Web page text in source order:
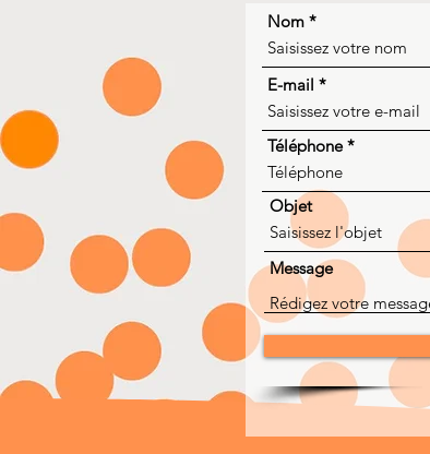
Nom
E-mail
Téléphone
Objet
Message